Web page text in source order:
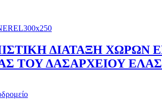
ΔΙΑΤΑΞΗ
ΤΟΥ ΔΑΣΑΡΧΕΙΟΥ